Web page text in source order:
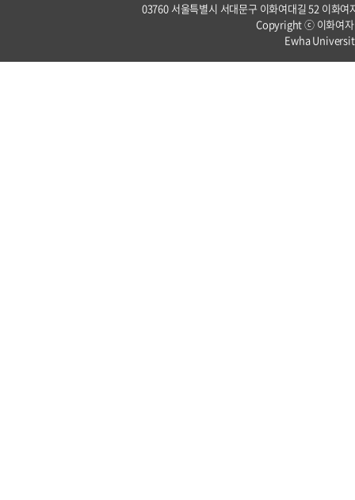
03760 서울특별시 서대문구 이화여대길 52 이화
Copyright ⓒ 이화여자
Ewha